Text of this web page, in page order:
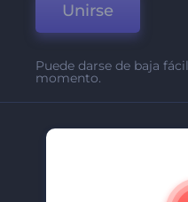
Unirse
Puede darse de baja
momento.